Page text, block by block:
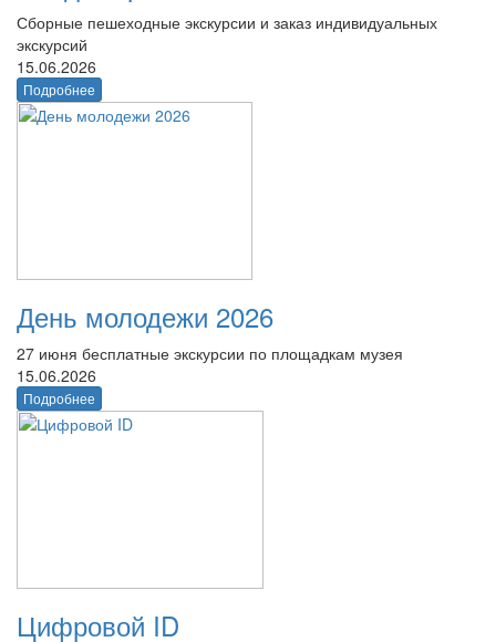
Сборные пешеходные экскурсии и заказ индивидуальных
экскурсий
15.06.2026
Подробнее
День молодежи 2026
27 июня бесплатные экскурсии по площадкам музея
15.06.2026
Подробнее
Цифровой ID